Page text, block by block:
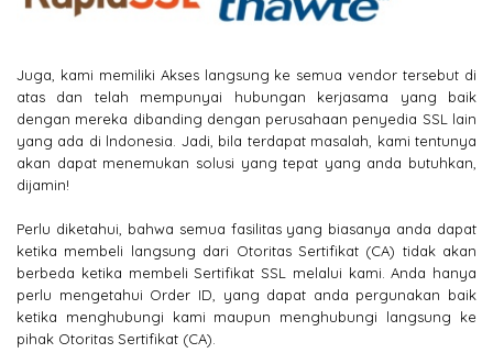
Juga, kami memiliki Akses langsung ke semua vendor tersebut di
atas dan telah mempunyai hubungan kerjasama yang baik
dengan mereka dibanding dengan perusahaan penyedia SSL lain
yang ada di lndonesia. Jadi, bila terdapat masalah, kami tentunya
akan dapat menemukan solusi yang tepat yang anda butuhkan,
dijamin!
Perlu diketahui, bahwa semua fasilitas yang biasanya anda dapat
ketika membeli langsung dari Otoritas Sertifikat (CA) tidak akan
berbeda ketika membeli Sertifikat SSL melalui kami. Anda hanya
perlu mengetahui Order ID, yang dapat anda pergunakan baik
ketika menghubungi kami maupun menghubungi langsung ke
pihak Otoritas Sertifikat (CA).